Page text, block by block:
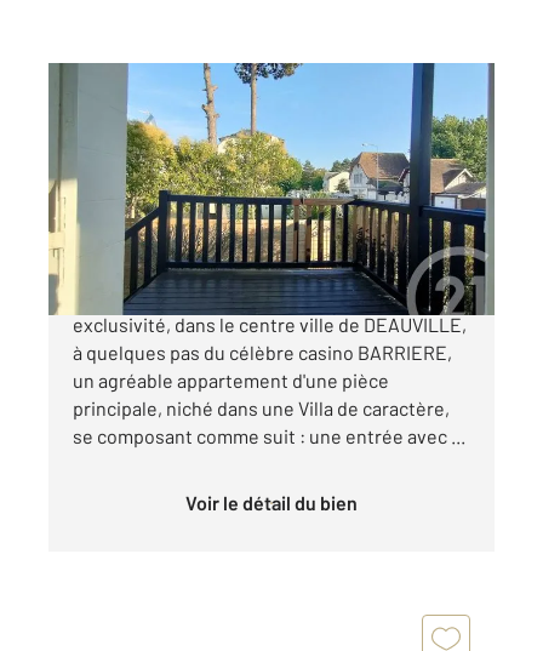
DEAUVILLE 14
19,25 m , 1 pièce
Ref : 5590
Appartement Studio à vendre
149 000 €
CENTURY 21 DEAUVILLE vous propose, en
exclusivité, dans le centre ville de DEAUVILLE,
à quelques pas du célèbre casino BARRIERE,
un agréable appartement d'une pièce
principale, niché dans une Villa de caractère,
se composant comme suit : une entrée avec ...
Voir le détail du bien